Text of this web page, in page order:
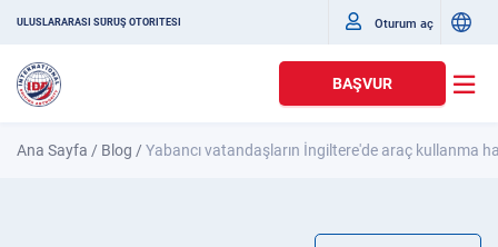
ULUSLARARASI SÜRÜŞ OTORITESI Oturum aç
BAŞVUR
Ana Sayfa / Blog /Yabancı vatandaşların İngiltere'de araç kullanma